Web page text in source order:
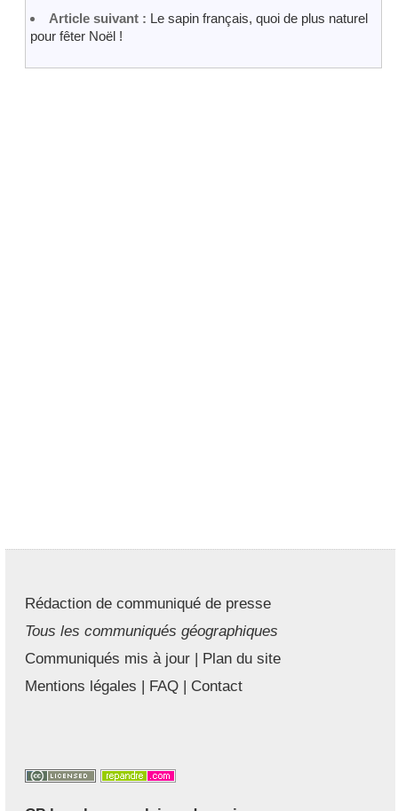
Article suivant : Le sapin français, quoi de plus naturel
pour fêter Noël !
Rédaction de communiqué de presse
Tous les communiqués géographiques
Communiqués mis à jour | Plan du site
Mentions légales | FAQ | Contact